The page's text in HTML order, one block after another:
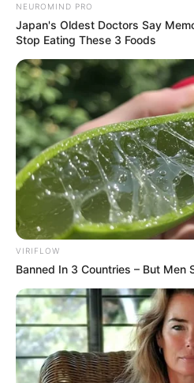
NEUROMIND PRO
Japan's Oldest Doctors Say
Stop Eating These 3 Foods
VIRIFLOW
Banned In 3 Countries – But Men